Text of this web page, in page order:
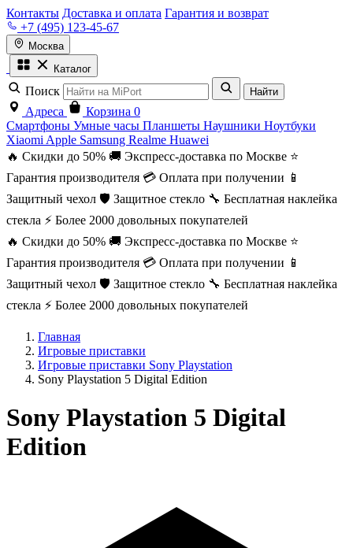
Контакты Доставка и оплата Гарантия и возврат
+7 (495) 123-45-67
Москва
Каталог
Поиск Найти
Адреса Корзина 0
Смартфоны Умные часы Планшеты Наушники Ноутбуки
Xiaomi Apple Samsung Realme Huawei
🔥 Скидки до 50% 🚚 Экспресс-доставка по Москве ⭐
Гарантия производителя 💳 Оплата при получении 📱
Защитный чехол 🛡️ Защитное стекло 🔧 Бесплатная наклейка
стекла ⚡ Более 2000 довольных покупателей
🔥 Скидки до 50% 🚚 Экспресс-доставка по Москве ⭐
Гарантия производителя 💳 Оплата при получении 📱
Защитный чехол 🛡️ Защитное стекло 🔧 Бесплатная наклейка
стекла ⚡ Более 2000 довольных покупателей
Главная
Игровые приставки
Игровые приставки Sony Playstation
Sony Playstation 5 Digital Edition
Sony Playstation 5 Digital
Edition